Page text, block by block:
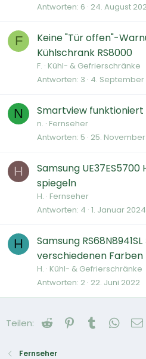
Antworten 6 24. August
F
Keine "Tür offen"-
Kühlschrank RS8000
F. Kühl- & Gefrierschränke
Antworten 3 4. September
N Smartview
n. Fernseher
Antworten 5 25. November
H
Samsung
spiegeln
H. Fernseher
Antworten 4 1. Januar 2024
H
Samsung
verschiedenen Farben
H. Kühl- & Gefrierschränke
Antworten 2 22. Juni 2022
Teilen: Reddit Pinterest
Tumblr
Fernseher